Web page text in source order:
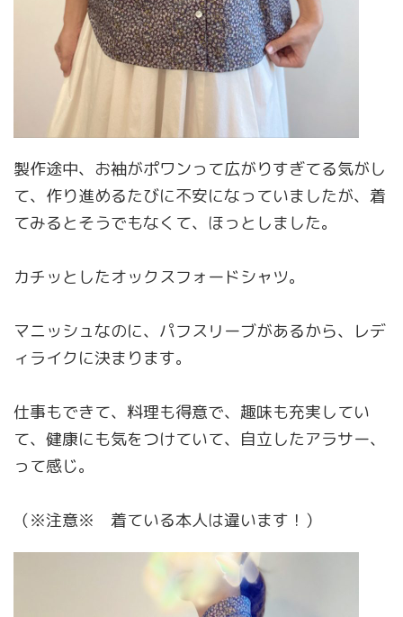
製作途中、お袖がポワンって広がりすぎてる気がし
て、作り進めるたびに不安になっていましたが、着
てみるとそうでもなくて、ほっとしました。
カチッとしたオックスフォードシャツ。
マニッシュなのに、パフスリーブがあるから、レデ
ィライクに決まります。
仕事もできて、料理も得意で、趣味も充実してい
て、健康にも気をつけていて、自立したアラサー、
って感じ。
（※注意※ 着ている本人は違います！）